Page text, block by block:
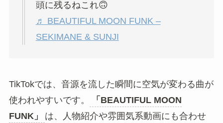
頭に残るねこれ🙃
♬ BEAUTIFUL MOON FUNK –
SEKIMANE & SUNJI
TikTokでは、音源を流した瞬間に空気が変わる曲が
使われやすいです。
「BEAUTIFUL MOON
FUNK」
は、人物紹介や雰囲気系動画にも合わせ